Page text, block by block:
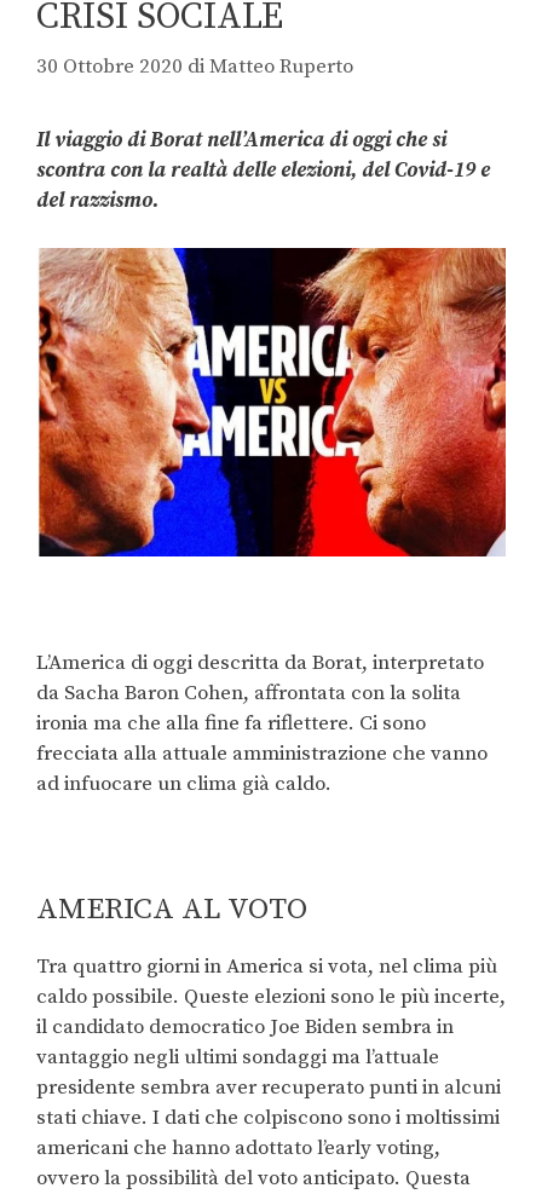
CRISI SOCIALE
30 Ottobre 2020 diMatteo Ruperto
Il viaggio di Borat nell’America di oggi che si
scontra con la realtà delleelezioni, del Covid-19 e
del razzismo.
L’America di oggi descritta da Borat, interpretato
da Sacha Baron Cohen, affrontata con la solita
ironia ma che alla fine fa riflettere. Ci sono
frecciata alla attuale amministrazione che vanno
ad infuocare un clima già caldo.
AMERICA AL VOTO
Tra quattro giorni in America si vota, nel clima più
caldo possibile. Queste elezioni sono le più incerte,
il candidato democratico Joe Biden sembra in
vantaggio negli ultimi sondaggi ma l’attuale
presidente sembra aver recuperato punti in alcuni
stati chiave. I dati che colpiscono sono i moltissimi
americani che hanno adottato l’early voting,
ovvero la possibilità del voto anticipato. Questa